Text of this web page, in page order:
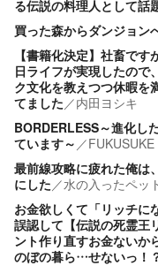
る伝説の料理人として話
買った森からダンジョン
【書籍化決定】社畜で
日ライフが実現したので
ク文化を教えつつ休暇を
てました／内田ヨシキ
BORDERLESS～進化し
ています～ ／FUKUSUKE
最前線攻略に疲れた俺は
にした／水の入ったペッ
お金欲しくて「リッチに
誤認して【伝説の死霊王
ント作り直すお金ないか
のぼの暮ら…せないっ！